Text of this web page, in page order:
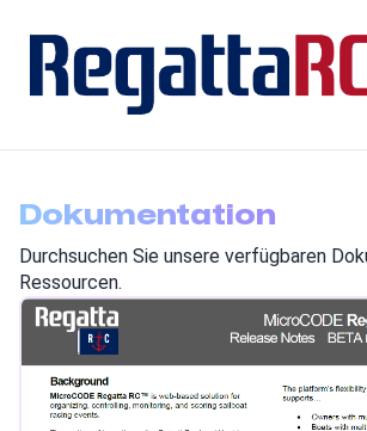
Dokumentation
Durchsuchen Sie unsere verfügbaren
Ressourcen.